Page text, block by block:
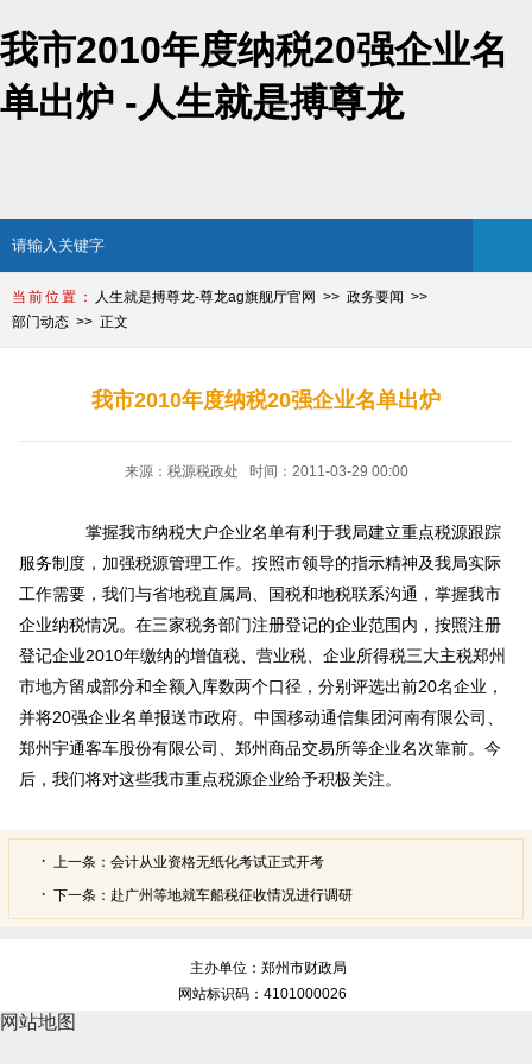
我市2010年度纳税20强企业名
单出炉 -人生就是搏尊龙
人生就是搏尊龙-尊龙ag旗舰厅官网
政务要闻
部门动态
正文
我市2010年度纳税20强企业名单出炉
来源：税源税政处 时间：2011-03-29 00:00
掌握我市纳税大户企业名单有利于我局建立重点税源跟踪
服务制度，加强税源管理工作。按照市领导的指示精神及我局实际
工作需要，我们与省地税直属局、国税和地税联系沟通，掌握我市
企业纳税情况。在三家税务部门注册登记的企业范围内，按照注册
登记企业2010年缴纳的增值税、营业税、企业所得税三大主税郑州
市地方留成部分和全额入库数两个口径，分别评选出前20名企业，
并将20强企业名单报送市政府。中国移动通信集团河南有限公司、
郑州宇通客车股份有限公司、郑州商品交易所等企业名次靠前。今
后，我们将对这些我市重点税源企业给予积极关注。
上一条： 会计从业资格无纸化考试正式开考
下一条： 赴广州等地就车船税征收情况进行调研
主办单位：郑州市财政局
网站标识码：4101000026
网站地图